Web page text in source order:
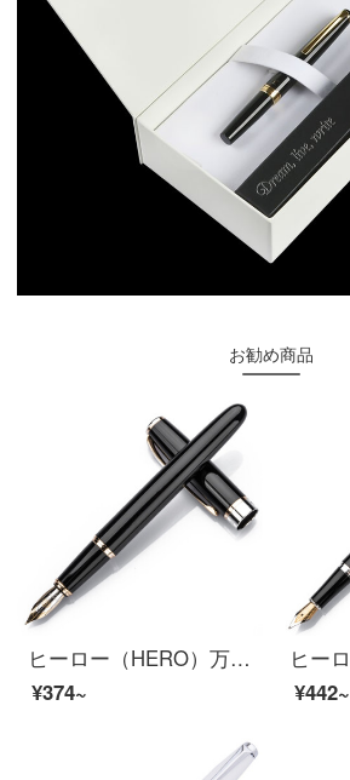
お勧め商品
ヒーロー（HERO）万年筆385イリジウム金の万年筆インク、シャープ黒
¥374~
¥442~